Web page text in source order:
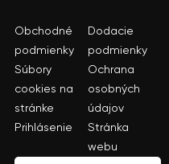
Obchodné
podmienky
Dodacie
podmienky
Súbory
cookies na
stránke
Ochrana
osobných
údajov
Prihlásenie
Stránka
webu